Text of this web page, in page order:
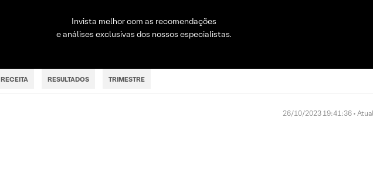
Invista melhor com as recomendações
e análises exclusivas dos nossos especialistas.
RECEITA RESULTADOS TRIMESTRE
26/10/2023 19:41:36 •